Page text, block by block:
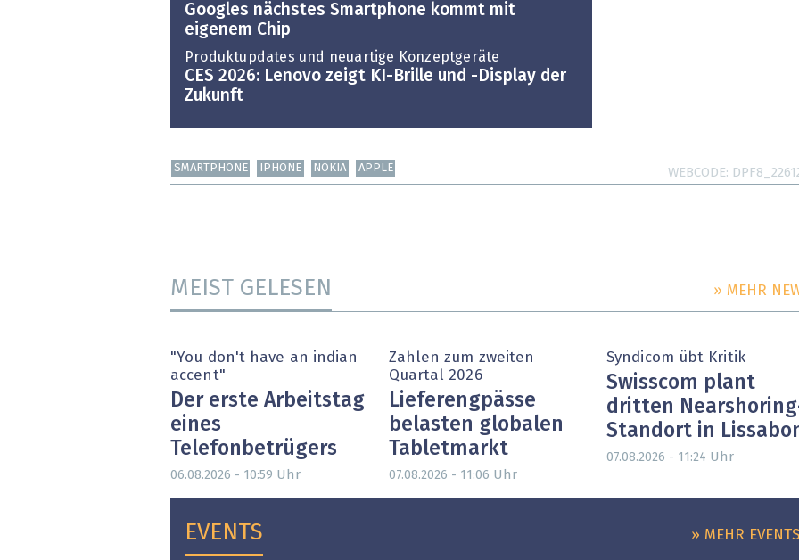
Googles nächstes Smartphone kommt mit
eigenem Chip
Produktupdates und neuartige Konzeptgeräte
CES 2026: Lenovo zeigt KI-Brille und -Display der
Zukunft
SMARTPHONE IPHONE NOKIA APPLE WEBCODE
MEIST GELESEN » MEHR
"You don't have an indian
accent"
Der erste Arbeitstag
eines
Telefonbetrügers
06.08.2026 - 10:59 Uhr
Zahlen zum zweiten
Quartal 2026
Lieferengpässe
belasten globalen
Tabletmarkt
07.08.2026 - 11:06 Uhr
Syndicom übt Kritik
Swisscom plant
dritten
Standort in
07.08.2026 - 11:24 Uhr
EVENTS » MEHR EVENTS